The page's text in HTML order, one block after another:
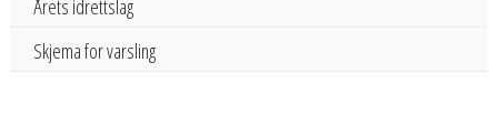
Årets idrettslag
Skjema for varsling